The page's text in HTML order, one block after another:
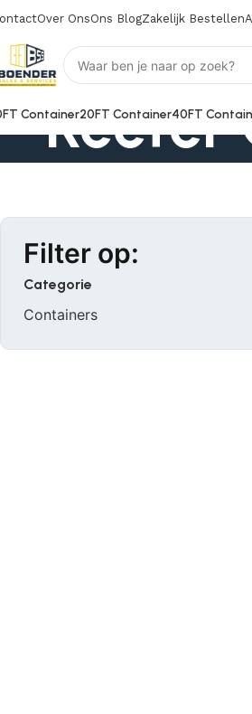
Over OnsOns BlogZakelijk Bestellen
Container20FT Container40FT
Reefer
Filter op:
Categorie
Containers